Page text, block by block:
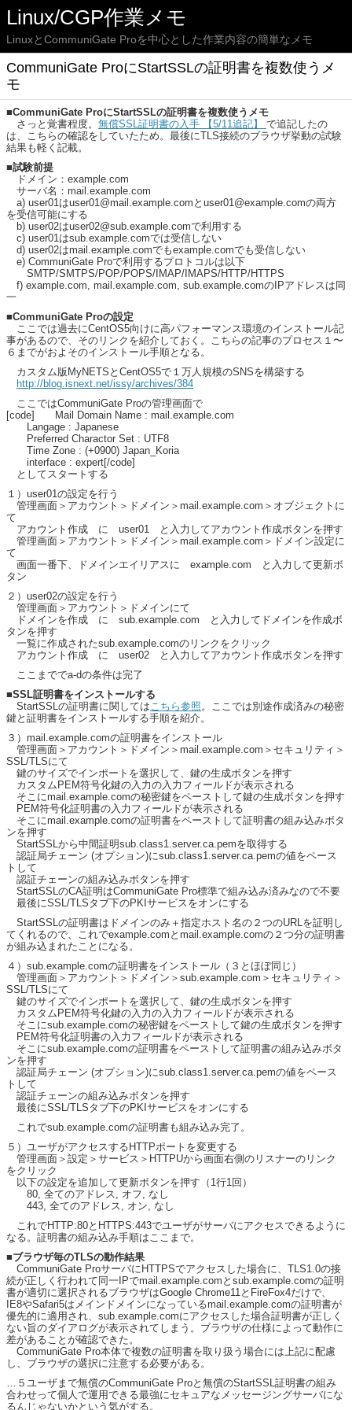
Linux/CGP作業メモ
LinuxとCommuniGate Proを中心とした作業内容の簡単なメモ
CommuniGate ProにStartSSLの証明書を複数使うメ
モ
■CommuniGate ProにStartSSLの証明書を複数使うメモ
さっと覚書程度。 無償SSL証明書の入手 【5/11追記】 で追記したの
は、こちらの確認をしていたため。最後にTLS接続のブラウザ挙動の試験
結果も軽く記載。
■試験前提
ドメイン：example.com
サーバ名：mail.example.com
a) user01はuser01@mail.example.comとuser01@example.comの両方
を受信可能にする
b) user02はuser02@sub.example.comで利用する
c) user01はsub.example.comでは受信しない
d) user02はmail.example.comでもexample.comでも受信しない
e) CommuniGate Proで利用するプロトコルは以下
SMTP/SMTPS/POP/POPS/IMAP/IMAPS/HTTP/HTTPS
f) example.com, mail.example.com, sub.example.comのIPアドレスは同
一
■CommuniGate Proの設定
ここでは過去にCentOS5向けに高パフォーマンス環境のインストール記
事があるので、そのリンクを紹介しておく。こちらの記事のプロセス１〜
６までがおよそのインストール手順となる。
カスタム版MyNETSとCentOS5で１万人規模のSNSを構築する
http://blog.isnext.net/issy/archives/384
ここではCommuniGate Proの管理画面で
[code] Mail Domain Name : mail.example.com
Langage : Japanese
Preferred Charactor Set : UTF8
Time Zone : (+0900) Japan_Koria
interface : expert[/code]
としてスタートする
１）user01の設定を行う
管理画面＞アカウント＞ドメイン＞mail.example.com＞オブジェクトに
て
アカウント作成 に user01 と入力してアカウント作成ボタンを押す
管理画面＞アカウント＞ドメイン＞mail.example.com＞ドメイン設定に
て
画面一番下、ドメインエイリアスに example.com と入力して更新ボ
タン
２）user02の設定を行う
管理画面＞アカウント＞ドメインにて
ドメインを作成 に sub.example.com と入力してドメインを作成ボ
タンを押す
一覧に作成されたsub.example.comのリンクをクリック
アカウント作成 に user02 と入力してアカウント作成ボタンを押す
ここまででa-dの条件は完了
■SSL証明書をインストールする
StartSSLの証明書に関してはこちら参照。ここでは別途作成済みの秘密
鍵と証明書をインストールする手順を紹介。
３）mail.example.comの証明書をインストール
管理画面＞アカウント＞ドメイン＞mail.example.com＞セキュリティ＞
SSL/TLSにて
鍵のサイズでインポートを選択して、鍵の生成ボタンを押す
カスタムPEM符号化鍵の入力の入力フィールドが表示される
そこにmail.example.comの秘密鍵をペーストして鍵の生成ボタンを押す
PEM符号化証明書の入力フィールドが表示される
そこにmail.example.comの証明書をペーストして証明書の組み込みボタ
ンを押す
StartSSLから中間証明sub.class1.server.ca.pemを取得する
認証局チェーン (オプション)にsub.class1.server.ca.pemの値をペース
トして
認証チェーンの組み込みボタンを押す
StartSSLのCA証明はCommuniGate Pro標準で組み込み済みなので不要
最後にSSL/TLSタブ下のPKIサービスをオンにする
StartSSLの証明書はドメインのみ＋指定ホスト名の２つのURLを証明し
てくれるので、これでexample.comとmail.example.comの２つ分の証明書
が組み込まれたことになる。
４）sub.example.comの証明書をインストール（３とほぼ同じ）
管理画面＞アカウント＞ドメイン＞sub.example.com＞セキュリティ＞
SSL/TLSにて
鍵のサイズでインポートを選択して、鍵の生成ボタンを押す
カスタムPEM符号化鍵の入力の入力フィールドが表示される
そこにsub.example.comの秘密鍵をペーストして鍵の生成ボタンを押す
PEM符号化証明書の入力フィールドが表示される
そこにsub.example.comの証明書をペーストして証明書の組み込みボタ
ンを押す
認証局チェーン (オプション)にsub.class1.server.ca.pemの値をペース
トして
認証チェーンの組み込みボタンを押す
最後にSSL/TLSタブ下のPKIサービスをオンにする
これでsub.example.comの証明書も組み込み完了。
５）ユーザがアクセスするHTTPポートを変更する
管理画面＞設定＞サービス＞HTTPUから画面右側のリスナーのリンク
をクリック
以下の設定を追加して更新ボタンを押す（1行1回）
80, 全てのアドレス, オフ, なし
443, 全てのアドレス, オン, なし
これでHTTP:80とHTTPS:443でユーザがサーバにアクセスできるように
なる。証明書の組み込み手順はここまで。
■ブラウザ毎のTLSの動作結果
CommuniGate ProサーバにHTTPSでアクセスした場合に、TLS1.0の接
続が正しく行われて同一IPでmail.example.comとsub.example.comの証明
書が適切に選択されるブラウザはGoogle Chrome11とFireFox4だけで、
IE8やSafari5はメインドメインになっているmail.example.comの証明書が
優先的に適用され、sub.example.comにアクセスした場合証明書が正しく
ない旨のダイアログが表示されてしまう。ブラウザの仕様によって動作に
差があることが確認できた。
CommuniGate Pro本体で複数の証明書を取り扱う場合には上記に配慮
し、ブラウザの選択に注意する必要がある。
…５ユーザまで無償のCommuniGate Proと無償のStartSSL証明書の組み
合わせって個人で運用できる最強にセキュアなメッセージングサーバにな
るんじゃないかという気がする。